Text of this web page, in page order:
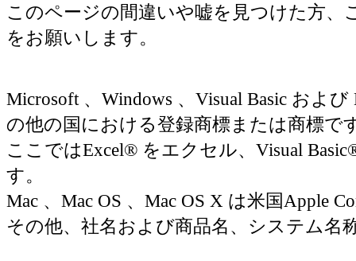
このページの間違いや嘘を見つけた方
をお願いします。
Microsoft 、Windows 、Visual Basic およ
の他の国における登録商標または商標で
ここではExcel® をエクセル、Visual
す。
Mac 、Mac OS 、Mac OS X は米国Apple
その他、社名および商品名、システム名